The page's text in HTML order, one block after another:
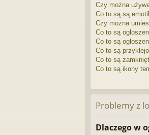
Czy można
Co to są są
Czy można
Co to są
Co to są
Co to są
Co to są
Co to są ikony
Problemy z
Dlaczego w